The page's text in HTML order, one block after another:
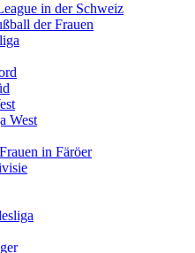
in der Schweiz
der Frauen
West
in Färöer